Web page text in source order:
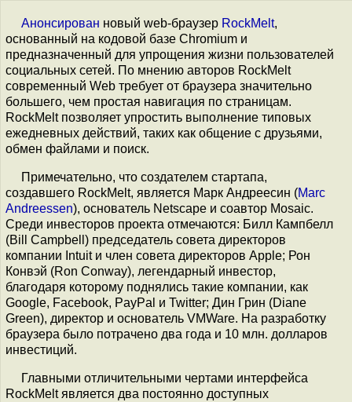
Анонсирован новый web-браузер RockMelt,
основанный на кодовой базе Chromium и
предназначенный для упрощения жизни пользователей
социальных сетей. По мнению авторов RockMelt
современный Web требует от браузера значительно
большего, чем простая навигация по страницам.
RockMelt позволяет упростить выполнение типовых
ежедневных действий, таких как общение с друзьями,
обмен файлами и поиск.
Примечательно, что создателем стартапа,
создавшего RockMelt, является Марк Андреесин (Marc
Andreessen), основатель Netscape и соавтор Mosaic.
Среди инвесторов проекта отмечаются: Билл Кампбелл
(Bill Campbell) председатель совета директоров
компании Intuit и член совета директоров Apple; Рон
Конвэй (Ron Conway), легендарный инвестор,
благодаря которому поднялись такие компании, как
Google, Facebook, PayPal и Twitter; Дин Грин (Diane
Green), директор и основатель VMWare. На разработку
браузера было потрачено два года и 10 млн. долларов
инвестиций.
Главными отличительными чертами интерфейса
RockMelt является два постоянно доступных